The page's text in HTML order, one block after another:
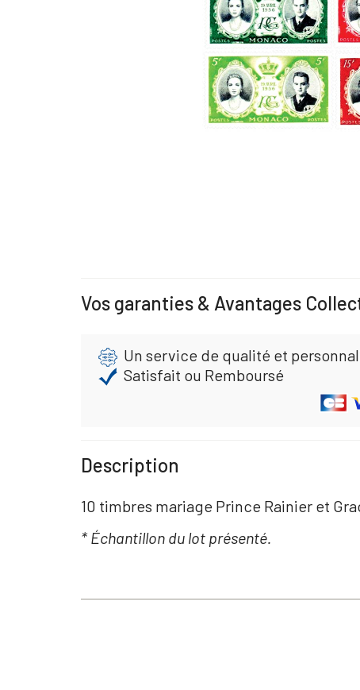
Vos garanties & Avantages
Un service de qualité et
Satisfait ou Remboursé
Description
10 timbres mariage Prince Rainier et
* Échantillon du lot présenté.